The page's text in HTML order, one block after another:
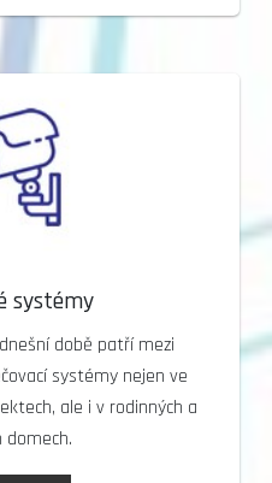
systémy
době patří mezi
systémy nejen ve
ale i v rodinných a
domech.